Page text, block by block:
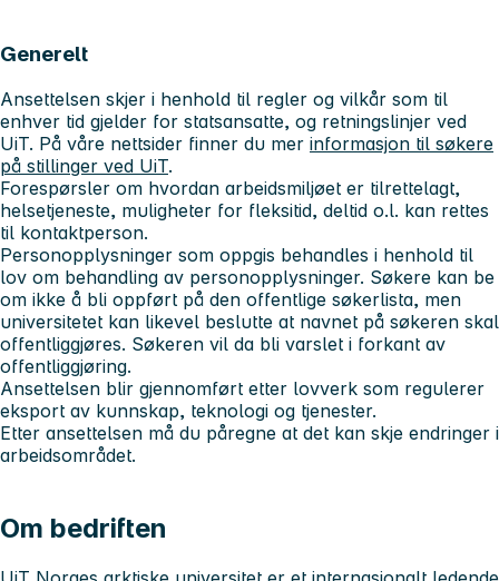
Generelt
Ansettelsen skjer i henhold til regler og vilkår som til
enhver tid gjelder for statsansatte, og retningslinjer ved
UiT. På våre nettsider finner du mer informasjon til søkere
på stillinger ved UiT.
Forespørsler om hvordan arbeidsmiljøet er tilrettelagt,
helsetjeneste, muligheter for fleksitid, deltid o.l. kan rettes
til kontaktperson.
Personopplysninger som oppgis behandles i henhold til
lov om behandling av personopplysninger. Søkere kan be
om ikke å bli oppført på den offentlige søkerlista, men
universitetet kan likevel beslutte at navnet på søkeren skal
offentliggjøres. Søkeren vil da bli varslet i forkant av
offentliggjøring.
Ansettelsen blir gjennomført etter lovverk som regulerer
eksport av kunnskap, teknologi og tjenester.
Etter ansettelsen må du påregne at det kan skje endringer i
arbeidsområdet.
Om bedriften